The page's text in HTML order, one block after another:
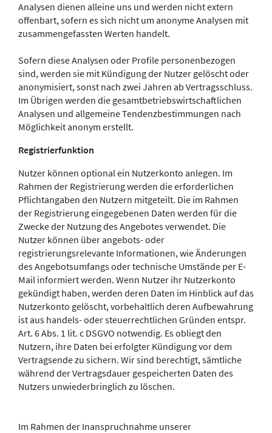
Analysen dienen alleine uns und werden nicht extern
offenbart, sofern es sich nicht um anonyme Analysen mit
zusammengefassten Werten handelt.
Sofern diese Analysen oder Profile personenbezogen
sind, werden sie mit Kündigung der Nutzer gelöscht oder
anonymisiert, sonst nach zwei Jahren ab Vertragsschluss.
Im Übrigen werden die gesamtbetriebswirtschaftlichen
Analysen und allgemeine Tendenzbestimmungen nach
Möglichkeit anonym erstellt.
Registrierfunktion
Nutzer können optional ein Nutzerkonto anlegen. Im
Rahmen der Registrierung werden die erforderlichen
Pflichtangaben den Nutzern mitgeteilt. Die im Rahmen
der Registrierung eingegebenen Daten werden für die
Zwecke der Nutzung des Angebotes verwendet. Die
Nutzer können über angebots- oder
registrierungsrelevante Informationen, wie Änderungen
des Angebotsumfangs oder technische Umstände per E-
Mail informiert werden. Wenn Nutzer ihr Nutzerkonto
gekündigt haben, werden deren Daten im Hinblick auf das
Nutzerkonto gelöscht, vorbehaltlich deren Aufbewahrung
ist aus handels- oder steuerrechtlichen Gründen entspr.
Art. 6 Abs. 1 lit. c DSGVO notwendig. Es obliegt den
Nutzern, ihre Daten bei erfolgter Kündigung vor dem
Vertragsende zu sichern. Wir sind berechtigt, sämtliche
während der Vertragsdauer gespeicherten Daten des
Nutzers unwiederbringlich zu löschen.
Im Rahmen der Inanspruchnahme unserer